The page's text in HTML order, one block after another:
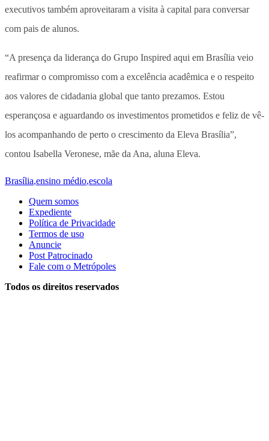
executivos também aproveitaram a visita à capital para conversar
com pais de alunos.
“A presença da liderança do Grupo Inspired aqui em Brasília veio
reafirmar o compromisso com a excelência acadêmica e o respeito
aos valores de cidadania global que tanto prezamos. Estou
esperançosa e aguardando os investimentos prometidos e feliz de vê-
los acompanhando de perto o crescimento da Eleva Brasília”,
contou Isabella Veronese, mãe da Ana, aluna Eleva.
Brasília,ensino médio,escola
Quem somos
Expediente
Política de Privacidade
Termos de uso
Anuncie
Post Patrocinado
Fale com o Metrópoles
Todos os direitos reservados